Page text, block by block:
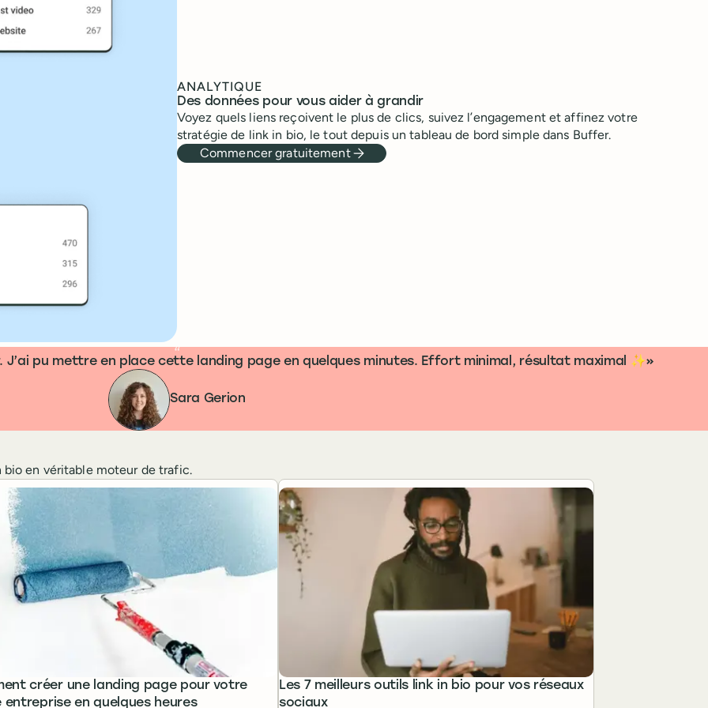
ANALYTIQUE
Des données pour vous aider à grandir
Voyez quels liens reçoivent le plus de clics, suivez l’engagement et affinez votre
stratégie de link in bio, le tout depuis un tableau de bord simple dans Buffer.
Commencer gratuitement
“
pu mettre en place cette landing page en quelques minutes. Effort minimal, résultat maximal ✨
Sara Gerion
bio en véritable moteur de trafic.
créer une landing page pour votre
entreprise en quelques heures
Les 7 meilleurs outils link in bio pour vos réseaux
sociaux